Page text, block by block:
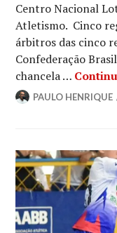
Centro Nacional
Atletismo. Cinco
árbitros das cinco
Confederação
chancela …
PAULO HENRIQUE